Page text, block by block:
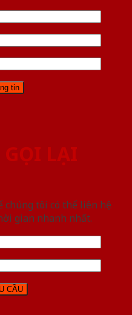
GỌI LẠI
tôi có thể liên hệ
gian nhanh nhất.